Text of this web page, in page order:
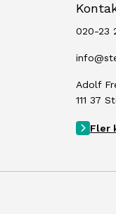
020-23
Adolf
111 37
Fler